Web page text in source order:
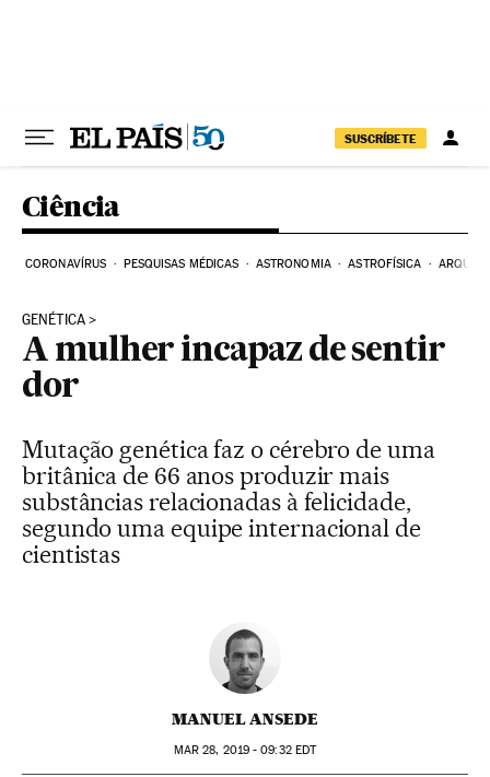
SUSCRÍBETE
Ciência
CORONAVÍRUS PESQUISAS MÉDICAS ASTRONOMIA ASTROFÍSICA
GENÉTICA
A mulher incapaz de sentir
dor
Mutação genética faz o cérebro de uma
britânica de 66 anos produzir mais
substâncias relacionadas à felicidade,
segundo uma equipe internacional de
cientistas
MANUEL ANSEDE
MAR 28, 2019 - 09:32EDT